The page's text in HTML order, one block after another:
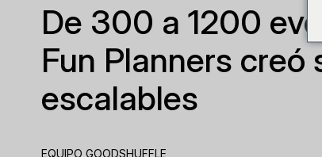
De 300 a 1200
Fun Planners creó
escalables
EQUIPO GOODSHUFFLE